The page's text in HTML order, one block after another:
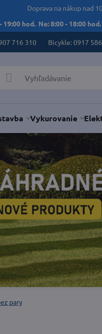
Doprava na nákup nad
19:00 hod. Ne: 8:00 - 18:00
716 310 Bicykle: 0917
Vykurovanie
pary